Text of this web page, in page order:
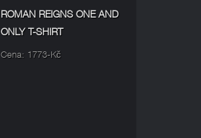
ROMAN REIGNS ONE AND
ONLY T-SHIRT
Cena: 1773-Kč